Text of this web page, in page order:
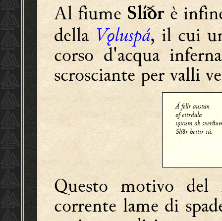
Al fiumeSlíðrè
dellaVǫluspá, il cui
corso d'acqua
scrosciante per valli
Á fellr austan
of eitrdala
sǫxum ok
Slíðr heitir sú.
Questo motivo del
corrente lame di